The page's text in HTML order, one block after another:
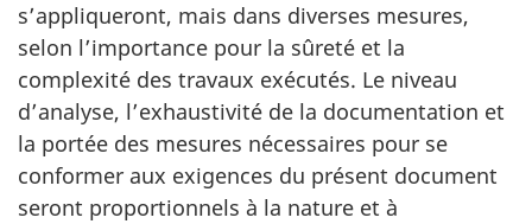
s’appliqueront, mais dans diverses mesures,
selon l’importance pour la sûreté et la
complexité des travaux exécutés. Le niveau
d’analyse, l’exhaustivité de la documentation et
la portée des mesures nécessaires pour se
conformer aux exigences du présent document
seront proportionnels à la nature et à